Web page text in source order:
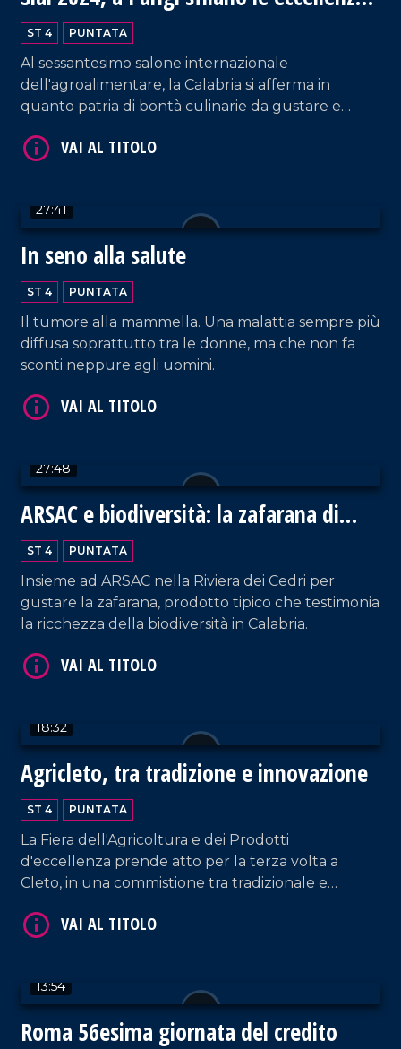
gastronomiche della Calabria
ST 4 PUNTATA
Al sessantesimo salone internazionale
dell'agroalimentare, la Calabria si afferma in
quanto patria di bontà culinarie da gustare e
27:41
In seno alla salute
ST 4 PUNTATA
Il tumore alla mammella. Una malattia sempre più
diffusa soprattutto tra le donne, ma che non fa
sconti neppure agli uomini.
27:48
ARSAC e biodiversità: la zafarana di
Tortora
ST 4 PUNTATA
Insieme ad ARSAC nella Riviera dei Cedri per
gustare la zafarana, prodotto tipico che testimonia
la ricchezza della biodiversità in Calabria.
18:32
Agricleto, tra tradizione e innovazione
ST 4 PUNTATA
La Fiera dell'Agricoltura e dei Prodotti
d'eccellenza prende atto per la terza volta a
Cleto, in una commistione tra tradizionale e
13:54
Roma 56esima giornata del credito
VAI AL TITOLO
VAI AL TITOLO
VAI AL TITOLO
VAI AL TITOLO